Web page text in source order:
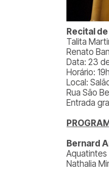
Recital
Talita
Renato
Data: 23
Horário:
Local:
Rua São
Entrada
Bernard
Aquatintes
Nathalia